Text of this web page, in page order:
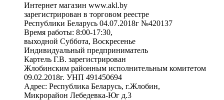
Интернет магазин www.akl.by
зарегистрирован в торговом реестре
Республики Беларусь 04.07.2018г №420137
Время работы: 8:00-17:30,
выходной Суббота, Воскресенье
Индивидуальный предприниматель
Картель Г.В. зарегистрирован
Жлобинским районным исполнительным комитетом
09.02.2018г. УНП 491450694
Адрес: Республика Беларусь, г.Жлобин,
Микрорайон Лебедевка-Юг д.3